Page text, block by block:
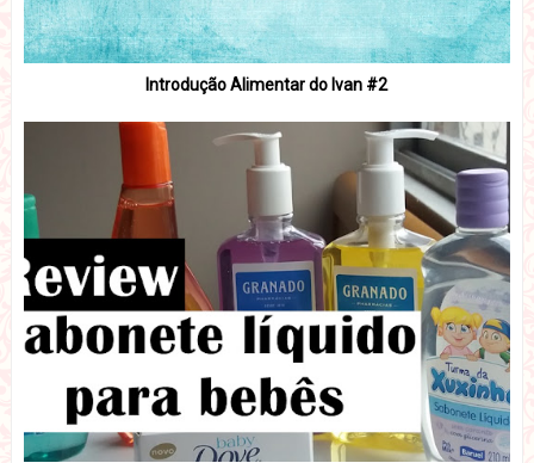
Introdução Alimentar do Ivan #2